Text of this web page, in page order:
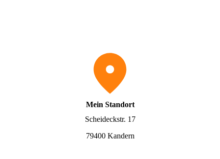
Mein Standort
Scheideckstr. 17
79400 Kandern